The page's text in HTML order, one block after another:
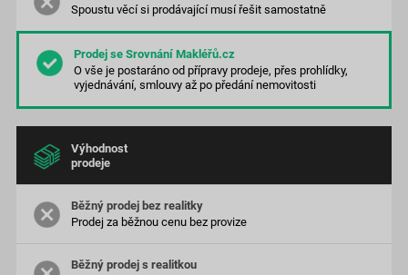
Spoustu věcí si prodávající musí řešit samostatně
O vše je postaráno od přípravy prodeje, přes prohlídky,
vyjednávání, smlouvy až po předání nemovitosti
Výhodnost
prodeje
Prodej za běžnou cenu bez provize